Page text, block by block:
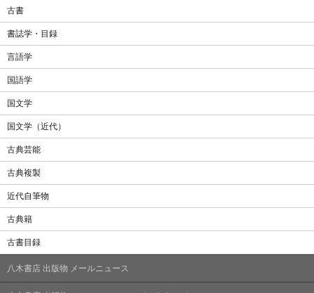
古書
書誌学・目録
言語学
国語学
国文学
国文学（近代）
古典芸能
古典複製
近代自筆物
古典籍
古書目録
八木書店 出版物 メールニュース